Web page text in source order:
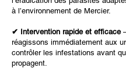
à l’environnement de Mercier.
✔ Intervention rapide et efficace
réagissons immédiatement aux
contrôler les infestations avant
propagent.